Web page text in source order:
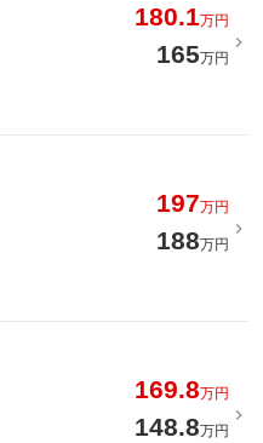
180.1万円
165万円
197万円
188万円
169.8万円
148.8万円